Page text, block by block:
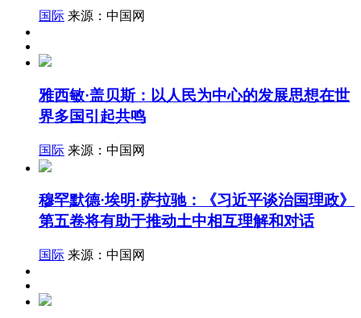
国际 来源：中国网
雅西敏·盖贝斯：以人民为中心的发展思想在世
界多国引起共鸣
国际 来源：中国网
穆罕默德·埃明·萨拉驰：《习近平谈治国理政》
第五卷将有助于推动土中相互理解和对话
国际 来源：中国网